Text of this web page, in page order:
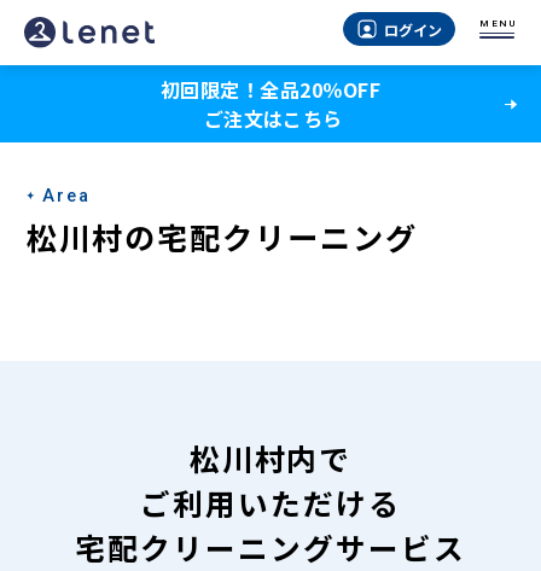
松
川
の
宅
配
ログイン MENU
初回限定！全品20％OFF
ご注文はこちら
Area
松川村の宅配クリーニング
松川村内で
ご利用いただける
宅配クリーニングサービス